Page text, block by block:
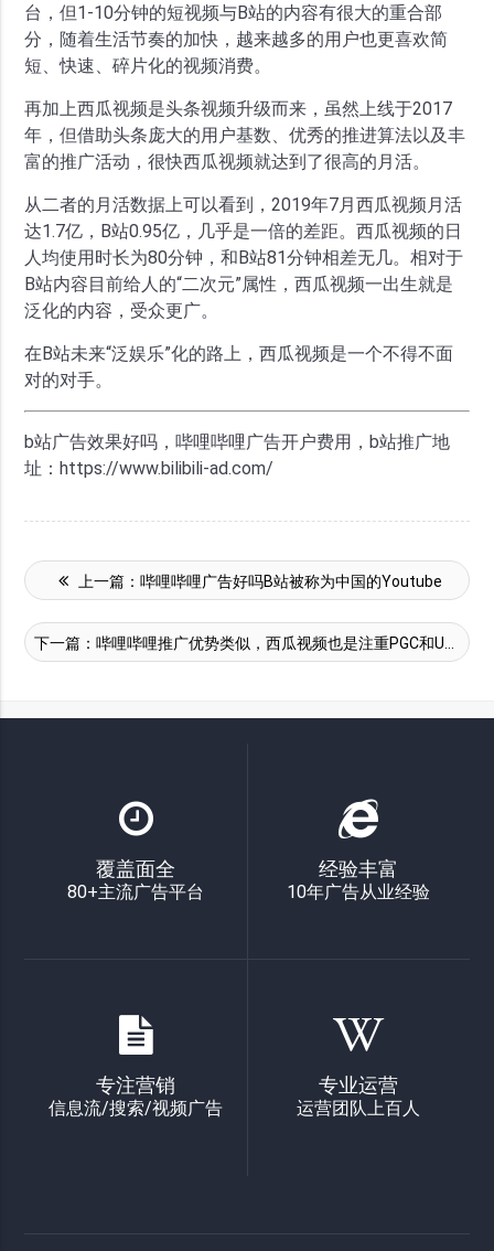
台，但1-10分钟的短视频与B站的内容有很大的重合部
分，随着生活节奏的加快，越来越多的用户也更喜欢简
短、快速、碎片化的视频消费。
再加上西瓜视频是头条视频升级而来，虽然上线于2017
年，但借助头条庞大的用户基数、优秀的推进算法以及丰
富的推广活动，很快西瓜视频就达到了很高的月活。
从二者的月活数据上可以看到，2019年7月西瓜视频月活
达1.7亿，B站0.95亿，几乎是一倍的差距。西瓜视频的日
人均使用时长为80分钟，和B站81分钟相差无几。相对于
B站内容目前给人的“二次元”属性，西瓜视频一出生就是
泛化的内容，受众更广。
在B站未来“泛娱乐”化的路上，西瓜视频是一个不得不面
对的对手。
b站广告效果好吗，哔哩哔哩广告开户费用，b站推广地
址：https://www.bilibili-ad.com/
上一篇： 哔哩哔哩广告好吗B站被称为中国的Youtube
下一篇：哔哩哔哩推广优势类似，西瓜视频也是注重PGC和UGC内容的平台
覆盖面全
80+主流广告平台
经验丰富
10年广告从业经验
专注营销
信息流/搜索/视频广告
专业运营
运营团队上百人